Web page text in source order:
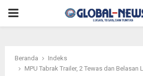
PRIMARY
Beranda
Indeks
MPU Tabrak Trailer, 2 Tewas dan Belasan